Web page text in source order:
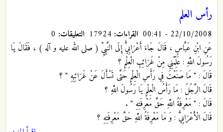
رأس العلم
22/10/2008 - 00:41 القراءات: التعليقات:
عَنِ ابْنِ عَبَّاسٍ ، قَالَ جَاءَ أَعْرَابِيٌّ إِلَى النَّبِيِّ ( صلى الله عليه و آله ) ، فَقَالَ يَا
رَسُولَ اللَّهِ : عَلِّمْنِي مِنْ غَرَائِبِ الْعِلْمِ ؟
قَالَ : " مَا صَنَعْتَ فِي رَأْسِ الْعِلْمِ حَتَّى تَسْأَلَ عَنْ غَرَائِبِهِ " ؟
قَالَ الرَّجُلُ : مَا رَأْسُ الْعِلْمِ يَا رَسُولَ اللَّهِ ؟
قَالَ : " مَعْرِفَةُ اللَّهِ حَقَّ مَعْرِفَتِهِ " .
قَالَ الْأَعْرَابِيُّ : وَ مَا مَعْرِفَةُ اللَّهِ حَقَّ مَعْرِفَتِهِ ؟